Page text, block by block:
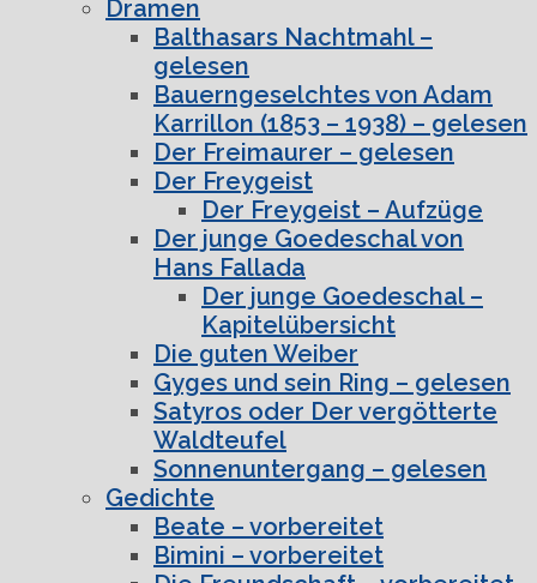
Dramen
Balthasars Nachtmahl –
gelesen
Bauerngeselchtes von Adam
Karrillon (1853 – 1938) – gelesen
Der Freimaurer – gelesen
Der Freygeist
Der Freygeist – Aufzüge
Der junge Goedeschal von
Hans Fallada
Der junge Goedeschal –
Kapitelübersicht
Die guten Weiber
Gyges und sein Ring – gelesen
Satyros oder Der vergötterte
Waldteufel
Sonnenuntergang – gelesen
Gedichte
Beate – vorbereitet
Bimini – vorbereitet